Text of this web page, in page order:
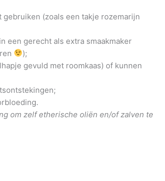
(zoals een takje rozemarijn
een gerecht als extra smaakmaker
);
gevuld met roomkaas) of kunnen
om zelf etherische oliën en/of zalven te